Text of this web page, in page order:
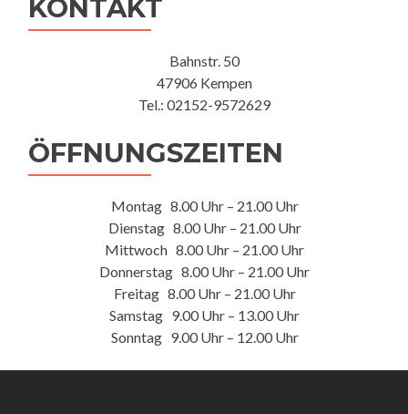
KONTAKT
Bahnstr. 50
47906 Kempen
Tel.: 02152-9572629
ÖFFNUNGSZEITEN
Montag 8.00 Uhr – 21.00 Uhr
Dienstag 8.00 Uhr – 21.00 Uhr
Mittwoch 8.00 Uhr – 21.00 Uhr
Donnerstag 8.00 Uhr – 21.00 Uhr
Freitag 8.00 Uhr – 21.00 Uhr
Samstag 9.00 Uhr – 13.00 Uhr
Sonntag 9.00 Uhr – 12.00 Uhr